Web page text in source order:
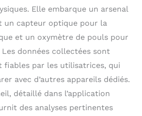
Elle embarque un arsenal
un capteur optique pour la
et un oxymètre de pouls pour
Les données collectées sont
fiables par les utilisatrices, qui
avec d’autres appareils dédiés.
détaillé dans l’application
des analyses pertinentes